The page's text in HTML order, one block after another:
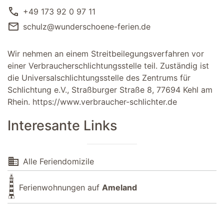
Flur
Garderobe
call +49 173 92 0 97 11
mail schulz@wunderschoene-ferien.de
Wir nehmen an einem Streitbeilegungsverfahren vor
einer Verbraucherschlichtungsstelle teil. Zuständig ist
die Universalschlichtungsstelle des Zentrums für
Schlichtung e.V., Straßburger Straße 8, 77694 Kehl am
Rhein. https://www.verbraucher-schlichter.de
Interesante Links
domain Alle Feriendomizile
Ferienwohnungen auf Ameland